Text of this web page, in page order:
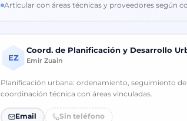
Articular con áreas técnicas y proveedores según
EZ
Coord. de Planificación y Desarrollo
Emir Zuain
Planificación urbana: ordenamiento, seguimiento
coordinación técnica con áreas vinculadas.
Email Sin teléfono